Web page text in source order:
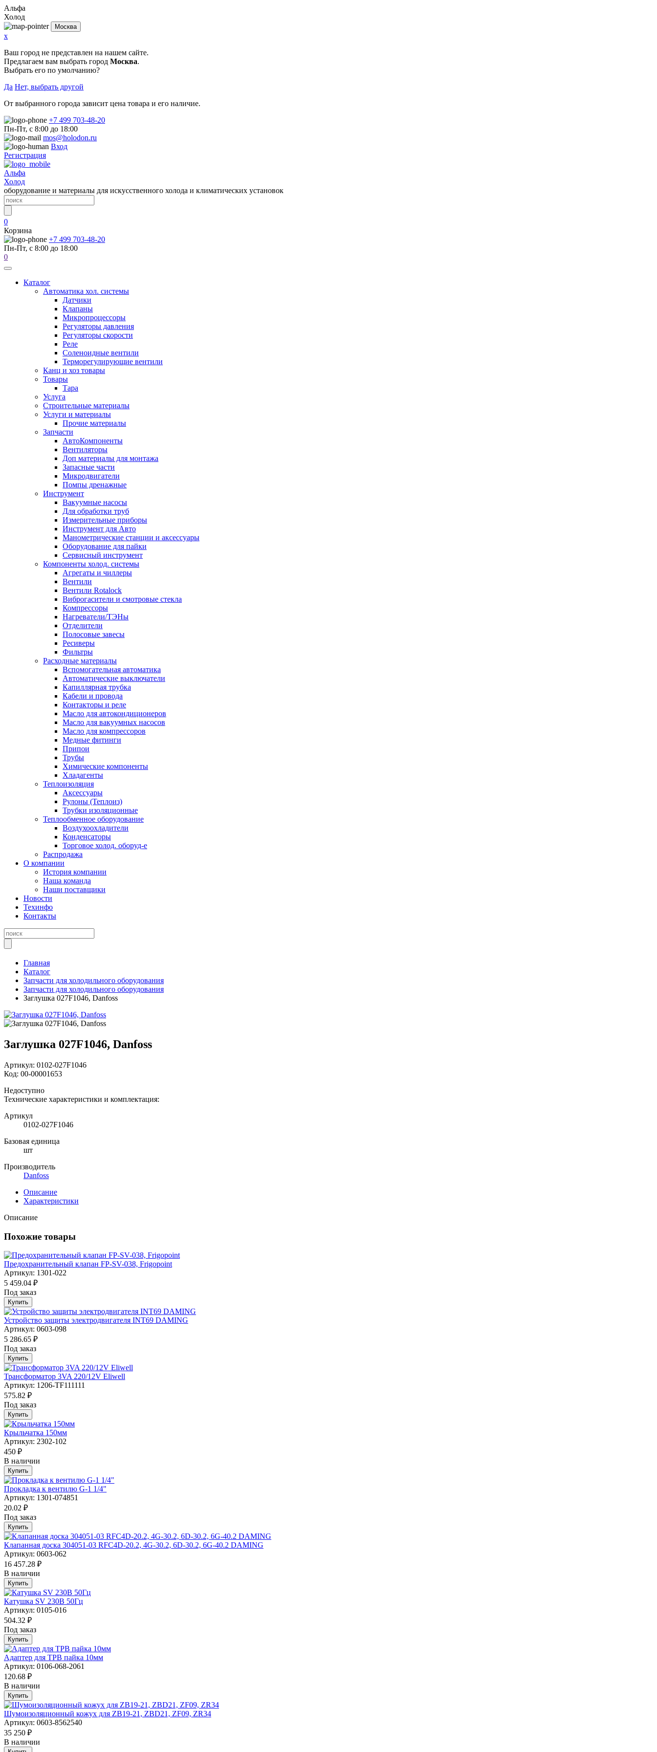
Альфа
Холод
Москва
x
Ваш город не представлен на нашем сайте.
Предлагаем вам выбрать город Москва.
Выбрать его по умолчанию?
Да Нет, выбрать другой
От выбранного города зависит цена товара и его наличие.
+7 499 703-48-20
Пн-Пт, с 8:00 до 18:00
mos@holodon.ru
Вход
Регистрация
Альфа
Холод
оборудование и материалы для искусственного холода и климатических установок
0
Корзина
+7 499 703-48-20
Пн-Пт, с 8:00 до 18:00
0
Каталог
Автоматика хол. системы
Датчики
Клапаны
Микропроцессоры
Регуляторы давления
Регуляторы скорости
Реле
Соленоидные вентили
Терморегулирующие вентили
Канц и хоз товары
Товары
Тара
Услуга
Строительные материалы
Услуги и материалы
Прочие материалы
Запчасти
АвтоКомпоненты
Вентиляторы
Доп материалы для монтажа
Запасные части
Микродвигатели
Помпы дренажные
Инструмент
Вакуумные насосы
Для обработки труб
Измерительные приборы
Инструмент для Авто
Манометрические станции и аксессуары
Оборудование для пайки
Сервисный инструмент
Компоненты холод. системы
Агрегаты и чиллеры
Вентили
Вентили Rotalock
Виброгасители и смотровые стекла
Компрессоры
Нагреватели/ТЭНы
Отделители
Полосовые завесы
Ресиверы
Фильтры
Расходные материалы
Вспомогательная автоматика
Автоматические выключатели
Капиллярная трубка
Кабели и провода
Контакторы и реле
Масло для автокондиционеров
Масло для вакуумных насосов
Масло для компрессоров
Медные фитинги
Припои
Трубы
Химические компоненты
Хладагенты
Теплоизоляция
Аксессуары
Рулоны (Теплоиз)
Трубки изоляционные
Теплообменное оборудование
Воздухоохладители
Конденсаторы
Торговое холод. оборуд-е
Распродажа
О компании
История компании
Наша команда
Наши поставщики
Новости
Техинфо
Контакты
Главная
Каталог
Запчасти для холодильного оборудования
Запчасти для холодильного оборудования
Заглушка 027F1046, Danfoss
Заглушка 027F1046, Danfoss
Артикул: 0102-027F1046
Код: 00-00001653
Недоступно
Технические характеристики и комплектация:
Артикул
0102-027F1046
Базовая единица
шт
Производитель
Danfoss
Описание
Характеристики
Описание
Похожие товары
Предохранительный клапан FP-SV-038, Frigopoint
Артикул: 1301-022
5 459.04 ₽
Под заказ
Купить
Устройство защиты электродвигателя INT69 DAMING
Артикул: 0603-098
5 286.65 ₽
Под заказ
Купить
Трансформатор 3VA 220/12V Eliwell
Артикул: 1206-TF111111
575.82 ₽
Под заказ
Купить
Крыльчатка 150мм
Артикул: 2302-102
450 ₽
В наличии
Купить
Прокладка к вентилю G-1 1/4"
Артикул: 1301-074851
20.02 ₽
Под заказ
Купить
Клапанная доска 304051-03 RFC4D-20.2, 4G-30.2, 6D-30.2, 6G-40.2 DAMING
Артикул: 0603-062
16 457.28 ₽
В наличии
Купить
Катушка SV 230В 50Гц
Артикул: 0105-016
504.32 ₽
Под заказ
Купить
Адаптер для ТРВ пайка 10мм
Артикул: 0106-068-2061
120.68 ₽
В наличии
Купить
Шумоизоляционный кожух для ZB19-21, ZBD21, ZF09, ZR34
Артикул: 0603-8562540
35 250 ₽
В наличии